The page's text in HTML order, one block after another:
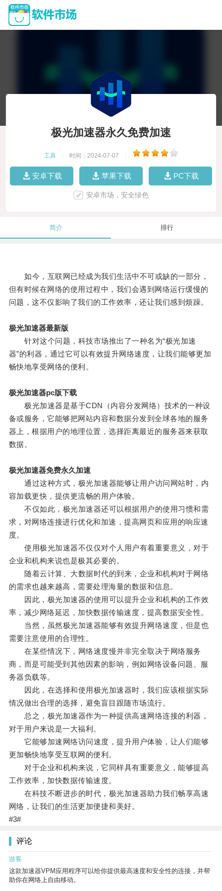
极光加速器永久免费加速
工具 时间：2024-07-07
安卓下载 苹果下载 PC下载
安卓市场，安全绿色
简介 排行
如今，互联网已经成为我们生活中不可或缺的一部分，
但有时候在网络的使用过程中，我们会遇到网络运行缓慢的
问题，这不仅影响了我们的工作效率，还让我们感到烦躁。
极光加速器最新版
针对这个问题，科技市场推出了一种名为“极光加速
器”的利器，通过它可以有效提升网络速度，让我们能够更加
畅快地享受网络的便利。
极光加速器pc版下载
极光加速器是基于CDN（内容分发网络）技术的一种设
备或服务，它能够把网站内容和数据分发到全球各地的服务
器上，根据用户的地理位置，选择距离最近的服务器来获取
数据。
极光加速器免费永久加速
通过这种方式，极光加速器能够让用户访问网站时，内
容加载更快，提供更流畅的用户体验。
不仅如此，极光加速器还可以根据用户的使用习惯和需
求，对网络连接进行优化和加速，提高网页和应用的响应速
度。
使用极光加速器不仅仅对个人用户有着重要意义，对于
企业和机构来说也是极其必要的。
随着云计算、大数据时代的到来，企业和机构对于网络
的需求也越来越高，需要处理海量的数据和信息。
因此，极光加速器的使用可以提升企业和机构的工作效
率，减少网络延迟，加快数据传输速度，提高数据安全性。
当然，虽然极光加速器能够有效提升网络速度，但是也
需要注意使用的合理性。
在某些情况下，网络速度慢并非完全取决于网络服务
商，而是可能受到其他因素的影响，例如网络设备问题、服
务器负载等。
因此，在选择和使用极光加速器时，我们应该根据实际
情况做出合理的选择，避免盲目跟随市场流行。
总之，极光加速器作为一种提供高速网络连接的利器，
对于用户来说是一大福利。
它能够加速网络访问速度，提升用户体验，让人们能够
更加畅快地享受互联网的便利。
对于企业和机构来说，它同样具有重要意义，能够提高
工作效率，加快数据传输速度。
在科技不断进步的时代，极光加速器助力我们畅享高速
网络，让我们的生活更加便捷和美好。
#3#
评论
游客
这款加速器VPM应用程序可以给你提供最高速度和安全性的连接，并帮
助你在网络上自由移动。